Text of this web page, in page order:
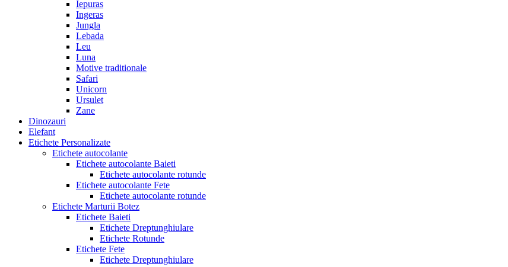
Iepuras
Ingeras
Jungla
Lebada
Leu
Luna
Motive traditionale
Safari
Unicorn
Ursulet
Zane
Dinozauri
Elefant
Etichete Personalizate
Etichete autocolante
Etichete autocolante Baieti
Etichete autocolante rotunde
Etichete autocolante Fete
Etichete autocolante rotunde
Etichete Marturii Botez
Etichete Baieti
Etichete Dreptunghiulare
Etichete Rotunde
Etichete Fete
Etichete Dreptunghiulare